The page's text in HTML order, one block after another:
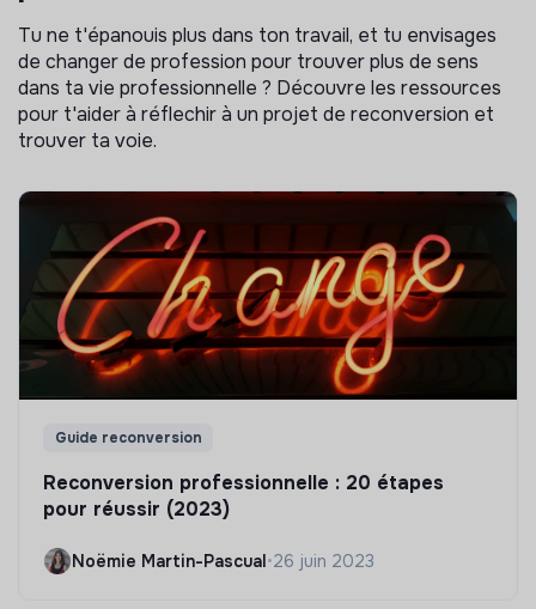
Tu ne t'épanouis plus dans ton travail, et tu envisages
de changer de profession pour trouver plus de sens
dans ta vie professionnelle ? Découvre les ressources
pour t'aider à réflechir à un projet de reconversion et
trouver ta voie.
Guide reconversion
Reconversion professionnelle : 20 étapes
pour réussir (2023)
Noëmie Martin-Pascual•26 juin 2023